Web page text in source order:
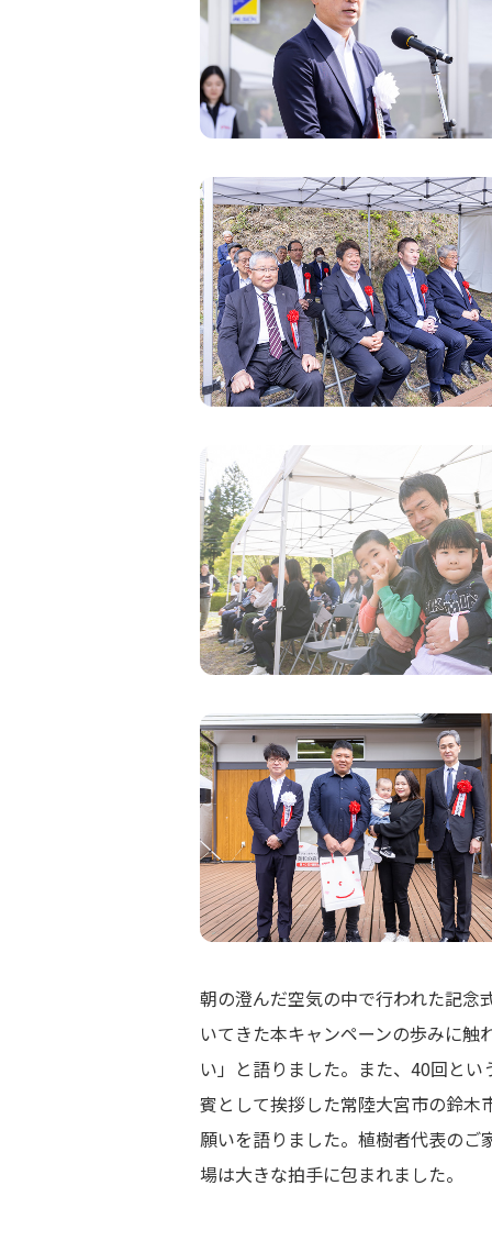
朝の澄んだ空気の中で行われた記念
いてきた本キャンペーンの歩みに
い」と語りました。また、40回と
賓として挨拶した常陸大宮市の鈴
願いを語りました。植樹者代表のご
場は大きな拍手に包まれました。